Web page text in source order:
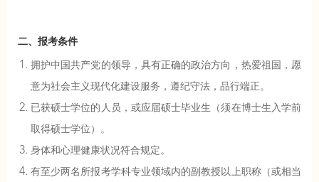
二、报考条件
拥护中国共产党的领导，具有正确的政治方向，热爱祖国，愿
意为社会主义现代化建设服务，遵纪守法，品行端正。
已获硕士学位的人员，或应届硕士毕业生（须在博士生入学前
取得硕士学位）。
身体和心理健康状况符合规定。
有至少两名所报考学科专业领域内的副教授以上职称（或相当